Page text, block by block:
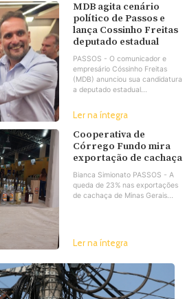
MDB agita cenário
político de Passos e
lança Cossinho Freitas
deputado estadual
PASSOS - O comunicador e
empresário Cóssinho Freitas
(MDB) anunciou sua candidatura
a deputado estadual...
Ler na íntegra
Cooperativa de
Córrego Fundo mira
exportação de cachaça
Bianca Simionato PASSOS - A
queda de 23% nas exportações
de cachaça de Minas Gerais...
Ler na íntegra